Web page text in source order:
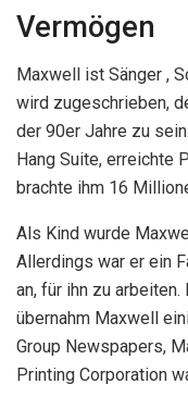
Vermögen
Maxwell ist Sänger ,
wird zugeschrieben,
der 90er Jahre zu
Hang Suite, erreichte
brachte ihm 16
Als Kind wurde
Allerdings war er ein
an, für ihn zu
übernahm Maxwell
Group Newspapers,
Printing Corporation